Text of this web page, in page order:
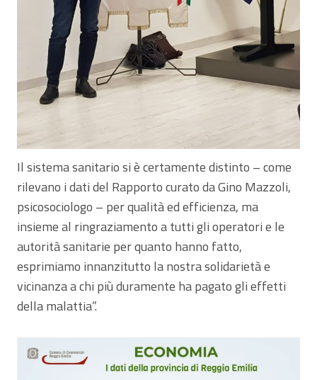
Il sistema sanitario si è certamente distinto – come
rilevano i dati del Rapporto curato da Gino Mazzoli,
psicosociologo – per qualità ed efficienza, ma
insieme al ringraziamento a tutti gli operatori e le
autorità sanitarie per quanto hanno fatto,
esprimiamo innanzitutto la nostra solidarietà e
vicinanza a chi più duramente ha pagato gli effetti
della malattia”.